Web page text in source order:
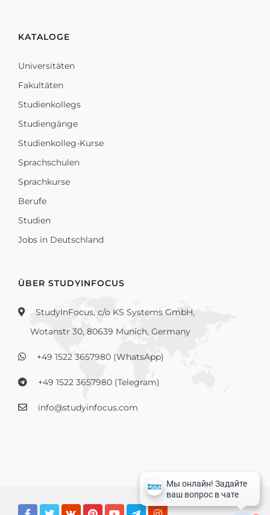
KATALOGE
Universitäten
Fakultäten
Studienkollegs
Studiengänge
Studienkolleg-Kurse
Sprachschulen
Sprachkurse
Berufe
Studien
Jobs in Deutschland
ÜBER STUDYINFOCUS
StudyInFocus, c/o KS Systems GmbH,
Wotanstr 30, 80639 Munich, Germany
+49 1522 3657980 (WhatsApp)
+49 1522 3657980 (Telegram)
info@studyinfocus.com